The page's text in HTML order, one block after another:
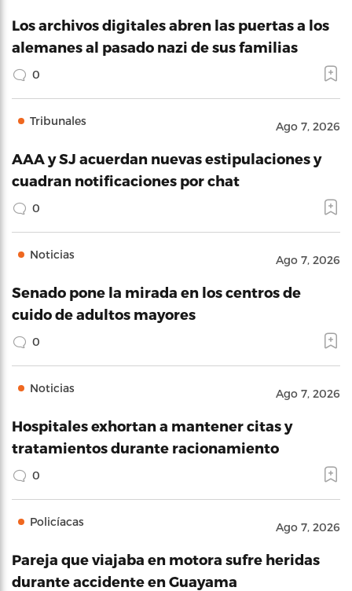
Los archivos digitales abren las puertas a los
alemanes al pasado nazi de sus familias
0
Tribunales Ago 7, 2026
AAA y SJ acuerdan nuevas estipulaciones y
cuadran notificaciones por chat
0
Noticias Ago 7, 2026
Senado pone la mirada en los centros de
cuido de adultos mayores
0
Noticias Ago 7, 2026
Hospitales exhortan a mantener citas y
tratamientos durante racionamiento
0
Policíacas Ago 7, 2026
Pareja que viajaba en motora sufre heridas
durante accidente en Guayama